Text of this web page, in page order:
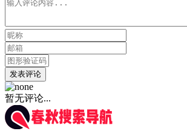
发表评论
暂无评论...